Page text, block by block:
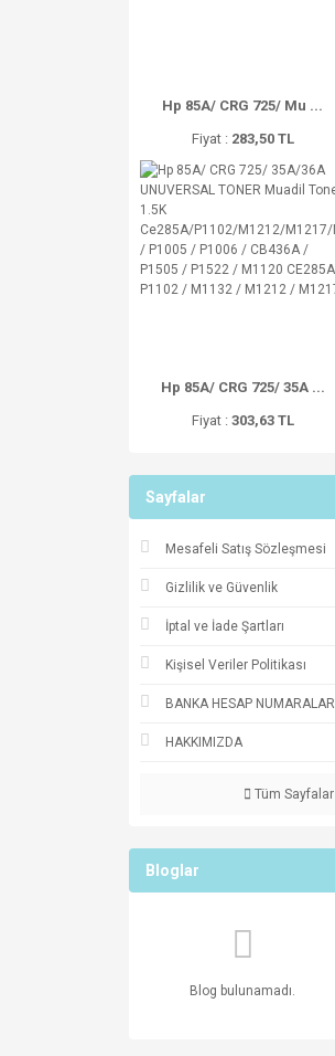
Hp 85A/ CRG 725/ Mu ...
Fiyat : 283,50 TL
Hp 85A/ CRG 725/ 35A ...
Fiyat : 303,63 TL
Sayfalar
Mesafeli Satış Sözleşmesi
Gizlilik ve Güvenlik
İptal ve İade Şartları
Kişisel Veriler Politikası
BANKA HESAP NUMARALARI
HAKKIMIZDA
Tüm Sayfalar
Bloglar
Blog bulunamadı.